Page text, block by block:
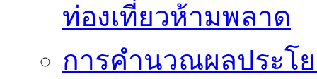
ท่องเที่ยวห้ามพลาด
การคำนวณผลประโ